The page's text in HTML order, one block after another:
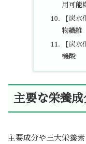
用可能
【炭
物繊維
【炭
機酸
主要な栄養成
主要成分や三大栄養